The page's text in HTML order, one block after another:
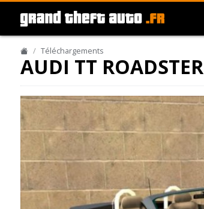
Téléchargements
AUDI TT ROADSTER